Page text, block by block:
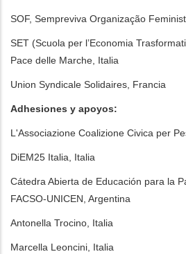
SOF, Sempreviva Organização
SET (Scuola per l’Economia
Pace delle Marche, Italia
Union Syndicale Solidaires, Francia
Adhesiones y apoyos:
L'Associazione Coalizione Civica per
DiEM25 Italia, Italia
Cátedra Abierta de Educación para la
FACSO-UNICEN, Argentina
Antonella Trocino, Italia
Marcella Leoncini, Italia